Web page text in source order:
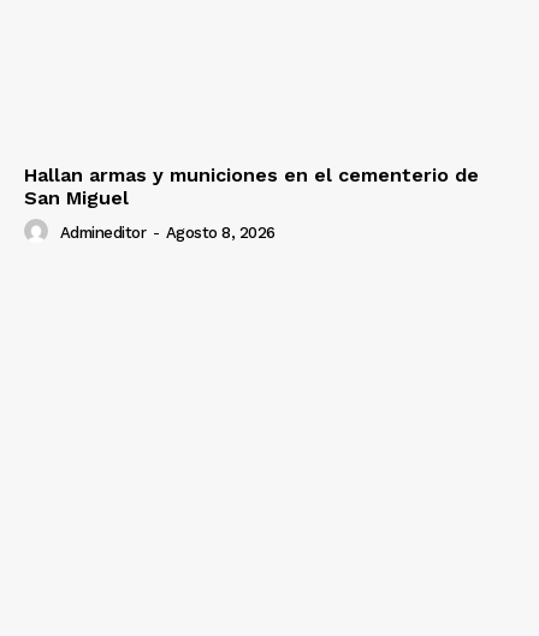
Hallan armas y municiones en el cementerio de
San Miguel
Admineditor - Agosto 8, 2026